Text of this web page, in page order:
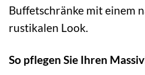
Buffetschränke mit einem
rustikalen Look.
So pflegen Sie Ihren